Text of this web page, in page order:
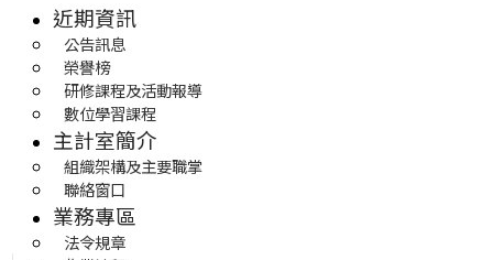
近期資訊
公告訊息
榮譽榜
研修課程及活動報導
數位學習課程
主計室簡介
組織架構及主要職掌
聯絡窗口
業務專區
法令規章